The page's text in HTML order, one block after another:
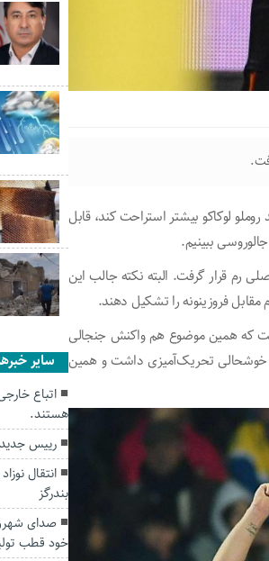
لوکاکو بیشتر استراحت کند، قابل
ببینیم.
رم قرار گرفت. البته نکته جالب این
فروزینونه را تشکیل دهند.
که همین موضوع هم واکنش جنجالی
خوشحالی تحریک‌آمیزی داشت و همین
سایر
اتباع
هستند.
رییس
انتقال
بندرگز
صدای
خود قطب